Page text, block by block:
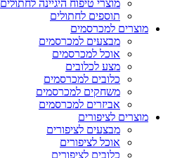
מוצרי טיפוח היגיינה לחתולים
תוספים לחתולים
מוצרים למכרסמים
מבצעים למכרסמים
אוכל למכרסמים
מצע לכלובים
כלובים למכרסמים
משחקים למכרסמים
אביזרים למכרסמים
מוצרים לציפורים
מבצעים לציפורים
אוכל לציפורים
כלובים לציפורים